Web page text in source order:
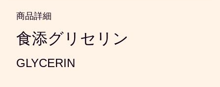
商品詳細
食添グリセリン
GLYCERIN